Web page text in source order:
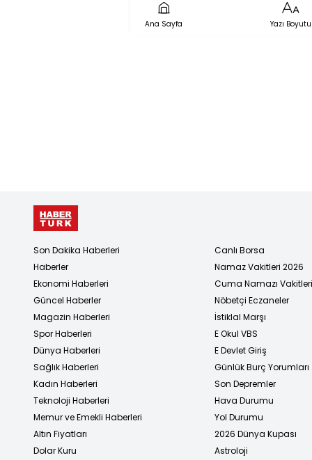
Ana Sayfa Yazı Boyutu
Son Dakika Haberleri
Haberler
Ekonomi Haberleri
Güncel Haberler
Magazin Haberleri
Spor Haberleri
Dünya Haberleri
Sağlık Haberleri
Kadın Haberleri
Teknoloji Haberleri
Memur ve Emekli Haberleri
Altın Fiyatları
Dolar Kuru
Canlı Borsa
Namaz Vakitleri 2026
Cuma Namazı Vakitleri
Nöbetçi Eczaneler
İstiklal Marşı
E Okul VBS
E Devlet Giriş
Günlük Burç Yorumları
Son Depremler
Hava Durumu
Yol Durumu
2026 Dünya Kupası
Astroloji